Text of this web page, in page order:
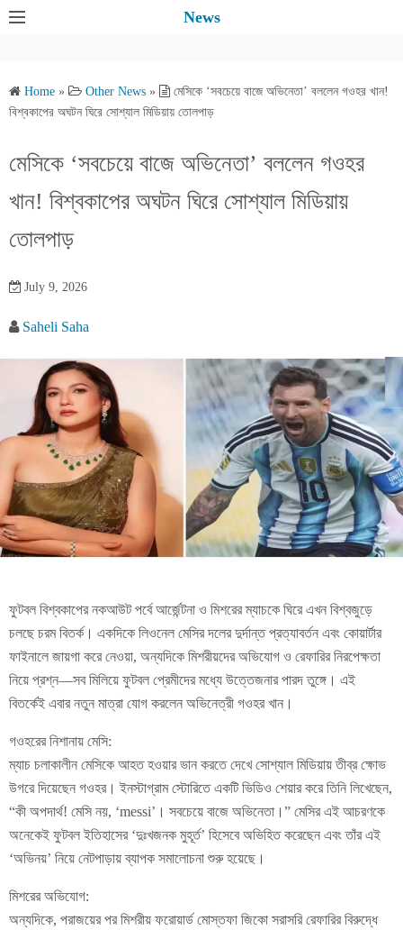
News
Home » Other News »
মেসিকে ‘সবচেয়ে বাজে অভিনেতা’ বললেন গওহর খান!
বিশ্বকাপের অঘটন ঘিরে সোশ্যাল মিডিয়ায় তোলপাড়
মেসিকে ‘সবচেয়ে বাজে অভিনেতা’ বললেন গওহর
খান! বিশ্বকাপের অঘটন ঘিরে সোশ্যাল মিডিয়ায়
তোলপাড়
July 9, 2026
Saheli Saha
ফুটবল বিশ্বকাপের নকআউট পর্বে আর্জেন্টনা ও মিশরের ম্যাচকে ঘিরে এখন বিশ্বজুড়ে
চলছে চরম বিতর্ক। একদিকে লিওনেল মেসির দলের দুর্দান্ত প্রত্যাবর্তন এবং কোয়ার্টার
ফাইনালে জায়গা করে নেওয়া, অন্যদিকে মিশরীয়দের অভিযোগ ও রেফারির নিরপেক্ষতা
নিয়ে প্রশ্ন—সব মিলিয়ে ফুটবল প্রেমীদের মধ্যে উত্তেজনার পারদ তুঙ্গে। এই
বিতর্কেই এবার নতুন মাত্রা যোগ করলেন অভিনেত্রী গওহর খান।
গওহরের নিশানায় মেসি:
ম্যাচ চলাকালীন মেসিকে আহত হওয়ার ভান করতে দেখে সোশ্যাল মিডিয়ায় তীব্র ক্ষোভ
উগরে দিয়েছেন গওহর। ইনস্টাগ্রাম স্টোরিতে একটি ভিডিও শেয়ার করে তিনি লিখেছেন,
“কী অপদার্থ! মেসি নয়, ‘messi’। সবচেয়ে বাজে অভিনেতা।” মেসির এই আচরণকে
অনেকেই ফুটবল ইতিহাসের ‘দুঃখজনক মুহূর্ত’ হিসেবে অভিহিত করেছেন এবং তাঁর এই
‘অভিনয়’ নিয়ে নেটপাড়ায় ব্যাপক সমালোচনা শুরু হয়েছে।
মিশরের অভিযোগ:
অন্যদিকে, পরাজয়ের পর মিশরীয় ফরোয়ার্ড মোস্তফা জিকো সরাসরি রেফারির বিরুদ্ধে